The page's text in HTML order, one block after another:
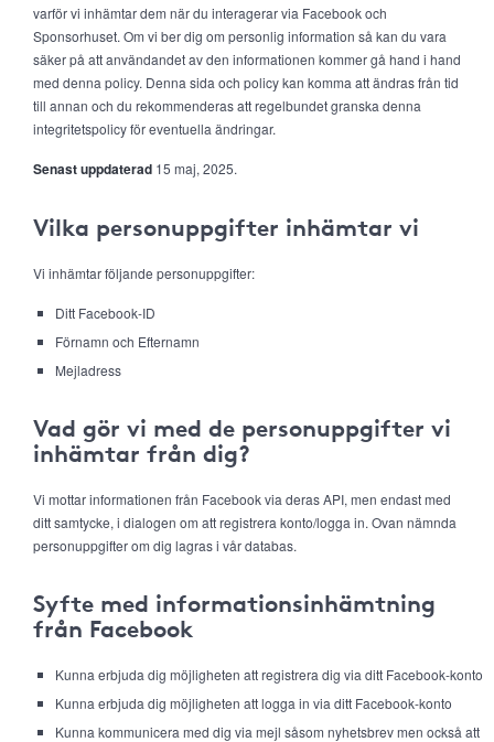
varför vi inhämtar dem när du interagerar via Facebook och
Sponsorhuset. Om vi ber dig om personlig information så kan du vara
säker på att användandet av den informationen kommer gå hand i hand
med denna policy. Denna sida och policy kan komma att ändras från tid
till annan och du rekommenderas att regelbundet granska denna
integritetspolicy för eventuella ändringar.
Senast uppdaterad 15 maj, 2025.
Vilka personuppgifter inhämtar vi
Vi inhämtar följande personuppgifter:
Ditt Facebook-ID
Förnamn och Efternamn
Mejladress
Vad gör vi med de personuppgifter vi
inhämtar från dig?
Vi mottar informationen från Facebook via deras API, men endast med
ditt samtycke, i dialogen om att registrera konto/logga in. Ovan nämnda
personuppgifter om dig lagras i vår databas.
Syfte med informationsinhämtning
från Facebook
Kunna erbjuda dig möjligheten att registrera dig via ditt Facebook-konto
Kunna erbjuda dig möjligheten att logga in via ditt Facebook-konto
Kunna kommunicera med dig via mejl såsom nyhetsbrev men också att